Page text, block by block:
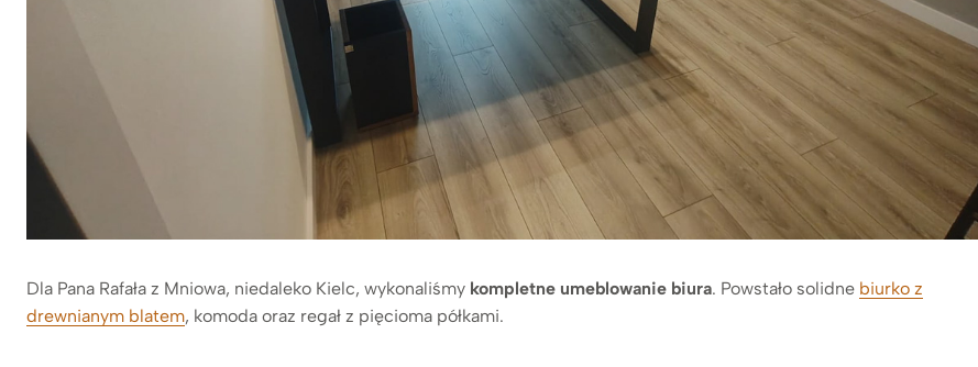
Dla Pana Rafała z Mniowa, niedaleko Kielc, wykonaliśmy kompletne umeblowanie biura. Powstało solidne biurko z
drewnianym blatem, komoda oraz regał z pięcioma półkami.